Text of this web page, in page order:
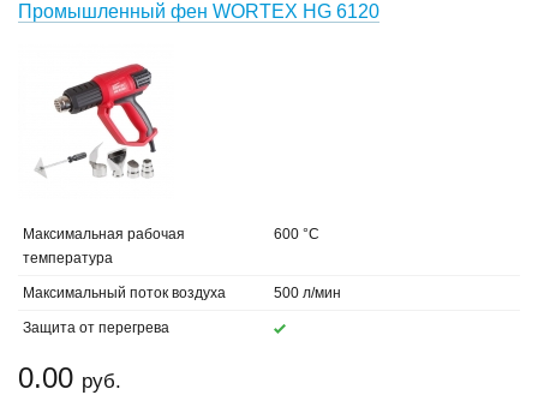
Промышленный фен WORTEX HG 6120
Максимальная рабочая
температура
600 °C
Максимальный поток воздуха 500 л/мин
Защита от перегрева
0.00 руб.